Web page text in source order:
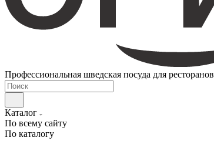
Профессиональная шведская посуда для ресторанов
Каталог
По всему сайту
По каталогу